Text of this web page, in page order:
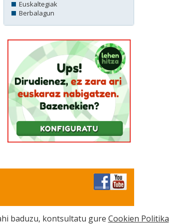
Euskaltegiak
Berbalagun
baduzu, kontsultatu gure Cookien Politika